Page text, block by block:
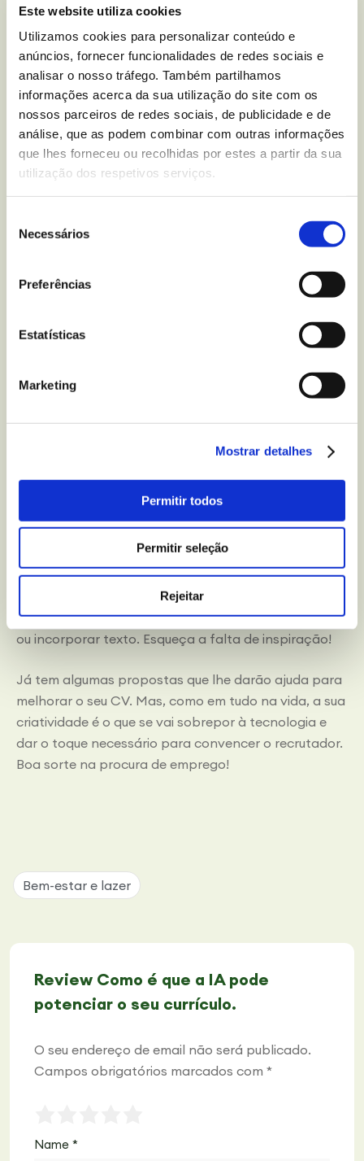
Este website utiliza cookies
Utilizamos cookies para personalizar conteúdo e
anúncios, fornecer funcionalidades de redes sociais e
analisar o nosso tráfego. Também partilhamos
informações acerca da sua utilização do site com os
nossos parceiros de redes sociais, de publicidade e de
análise, que as podem combinar com outras informações
que lhes forneceu ou recolhidas por estes a partir da sua
utilização dos respetivos serviços.
Necessários
Preferências
Estatísticas
Marketing
Mostrar detalhes
Permitir todos
Permitir seleção
Rejeitar
conta própria gratuita. Assim que o tiver feito, irá
aceder ao painel de Os Seus Documentos. Apenas
terá de clicar em Novo currículo com IA. A partir daí,
irá preencher um breve formulário que irá gerar o seu
currículo. O desenho e conteúdo desse CV poderá ser
adaptado e editado, se assim o desejar. Consoante a
empresa, o redator do currículo com IA aproveita um
modelo de aprendizagem automático premium para
Este criador de IA é caracterizado por ser fácil de
usar, intuitivo e muito ágil. Conta com 10 modelos que
podem ser personalizados, embora apresentem
que encaixam com o posto de trabalho oferecido.
integrado que orienta, de forma interativa, o
utilizador. Resumaker.A AI não proporciona uma
Como funciona:basta registar-se e iniciar a sessão.
Em seguida, terá de clicar na opção Criar o meu
currículo. A partir daí, escolhe o modelo que prefere.
Posteriormente, Resumaker.AI preenche as secções
do CV com texto. Durante o processo, poderá editar
ou incorporar texto. Esqueça a falta de inspiração!
Já tem algumas propostas que lhe darão ajuda para
melhorar o seu CV. Mas, como em tudo na vida, a sua
criatividade é o que se vai sobrepor à tecnologia e
dar o toque necessário para convencer o recrutador.
Boa sorte na procura de emprego!
Bem-estar e lazer
Review Como é que a IA pode
potenciar o seu currículo.
O seu endereço de email não será publicado.
Campos obrigatórios marcados com *
Name *